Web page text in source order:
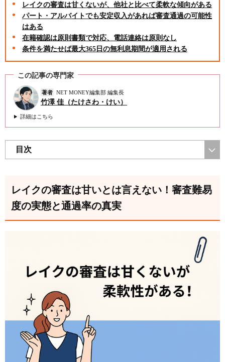
レイクの審査は甘くないが、他社と比べて柔軟な傾向がある
パート・アルバイトでも安定収入があれば審査通過の可能性
はある
在籍確認は原則書類で対応、電話連絡は原則なし
条件を満たせば最大365日の無利息期間が適用される
この記事の専門家
著者 NET MONEY編集部 編集長
竹澤 佳（たけさわ・けい）
詳細はこちら
目次
レイクの審査は甘いとは言えない！審査難易
度の実態と通過率の真実